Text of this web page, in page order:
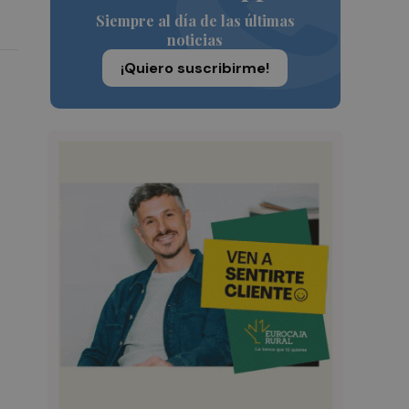
Siempre al día de las últimas
noticias
¡Quiero suscribirme!